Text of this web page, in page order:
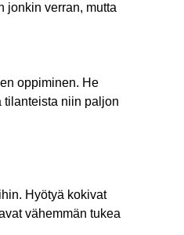
jonkin verran, mutta
oppiminen.​ He
tilanteista niin paljon
Hyötyä kokivat
vähemmän tukea